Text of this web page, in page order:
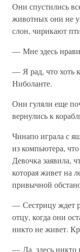
Они спустились
животных они не
слон, чирикают
— Мне здесь
— Я рад, что хоть
Ниболанте.
Они гуляли еще
вернулись к
Чинапо играла с
из компьютера,
Девочка заявила,
которая живет на
привычной
— Сестрицу ждет
отцу, когда они
никто не живет.
— Да, здесь